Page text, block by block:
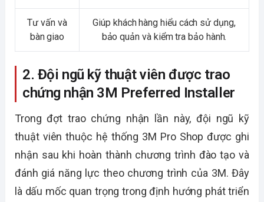
Tư vấn và
bàn giao
Giúp khách hàng hiểu cách sử dụng,
bảo quản và kiểm tra bảo hành.
2. Đội ngũ kỹ thuật viên được trao
chứng nhận 3M Preferred Installer
Trong đợt trao chứng nhận lần này, đội ngũ kỹ
thuật viên thuộc hệ thống 3M Pro Shop được ghi
nhận sau khi hoàn thành chương trình đào tạo và
đánh giá năng lực theo chương trình của 3M. Đây
là dấu mốc quan trọng trong định hướng phát triển